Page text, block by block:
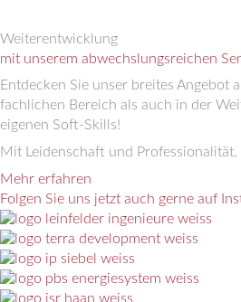
Weiterentwicklung
mit unserem abwechslungsreichen
Entdecken Sie unser breites Angebot
fachlichen Bereich als auch in der
eigenen Soft-Skills!
Mit Leidenschaft und Professionalität.
Mehr erfahren
Folgen Sie uns jetzt auch gerne auf